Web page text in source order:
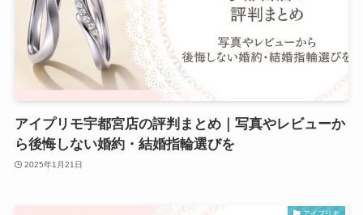
アイプリモ宇都宮店の評判まとめ｜写真やレビューか
ら後悔しない婚約・結婚指輪選びを
2025年1月21日
アイプリモ